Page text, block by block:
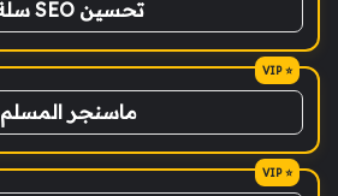
تحسين SEO سلة
ماسنجر المسلم